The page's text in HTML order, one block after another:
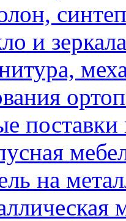
и зеркала
поставки
на